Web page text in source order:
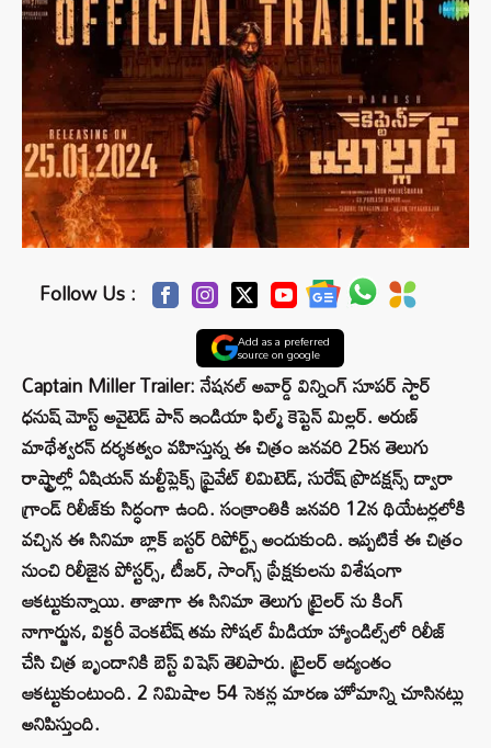
Follow Us :
Add as a preferred
source on google
Captain Miller Trailer: నేషనల్ అవార్డ్ విన్నింగ్ సూపర్ స్టార్
ధనుష్ మోస్ట్ అవైటెడ్ పాన్ ఇండియా ఫిల్మ్ కెప్టెన్ మిల్లర్. అరుణ్
మాథేశ్వరన్ దర్శకత్వం వహిస్తున్న ఈ చిత్రం జనవరి 25న తెలుగు
రాష్ట్రాల్లో ఏషియన్ మల్టీప్లెక్స్ ప్రైవేట్ లిమిటెడ్, సురేష్ ప్రొడక్షన్స్ ద్వారా
గ్రాండ్ రిలీజ్‌కు సిద్ధంగా ఉంది. సంక్రాంతికి జనవరి 12న థియేటర్లలోకి
వచ్చిన ఈ సినిమా బ్లాక్ బస్టర్ రిపోర్ట్స్ అందుకుంది. ఇప్పటికే ఈ చిత్రం
నుంచి రిలీజైన పోస్టర్స్, టీజర్, సాంగ్స్ ప్రేక్షకులను విశేషంగా
ఆకట్టుకున్నాయి. తాజాగా ఈ సినిమా తెలుగు ట్రైలర్ ను కింగ్
నాగార్జున, విక్టరీ వెంకటేష్ తమ సోషల్ మీడియా హ్యాండిల్స్‌లో రిలీజ్
చేసి చిత్ర బృందానికి బెస్ట్ విషెస్ తెలిపారు. ట్రైలర్ ఆద్యంతం
ఆకట్టుకుంటుంది. 2 నిమిషాల 54 సెకన్ల మారణ హోమాన్ని చూసినట్లు
అనిపిస్తుంది.